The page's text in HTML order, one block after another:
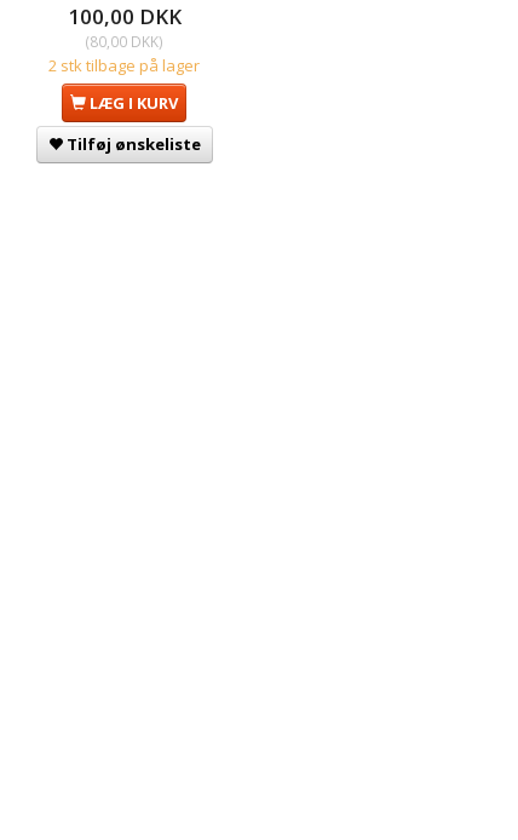
100,00 DKK
(80,00 DKK)
2 stk tilbage på lager
LÆG I KURV
Tilføj ønskeliste